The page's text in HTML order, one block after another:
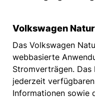
Volkswagen
Das Volkswagen
webbasierte
Stromverträgen.
jederzeit
Informationen sowie